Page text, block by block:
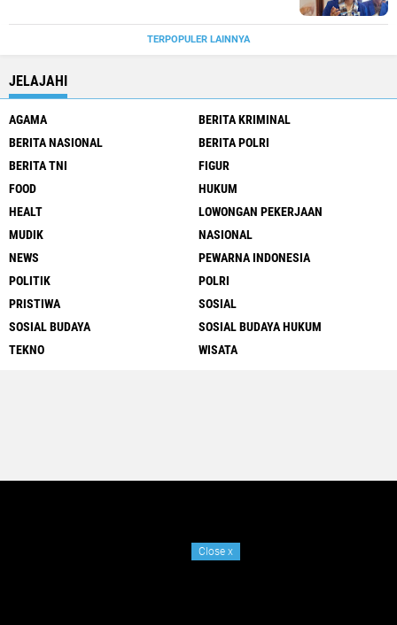
TERPOPULER LAINNYA
JELAJAHI
AGAMA
BERITA KRIMINAL
BERITA NASIONAL
BERITA POLRI
BERITA TNI
FIGUR
FOOD
HUKUM
HEALT
LOWONGAN PEKERJAAN
MUDIK
NASIONAL
NEWS
PEWARNA INDONESIA
POLITIK
POLRI
PRISTIWA
SOSIAL
SOSIAL BUDAYA
SOSIAL BUDAYA HUKUM
TEKNO
WISATA
Close x